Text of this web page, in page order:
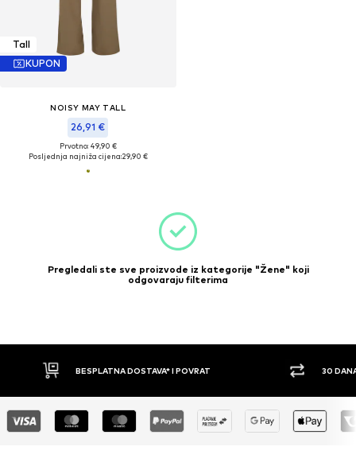
Tall
KUPON
NOISY MAY TALL
26,91 €
Prvotno: 49,90 €
Posljednja najniža cijena:29,90 €
Pregledali ste sve proizvode iz kategorije "Žene" koji
odgovaraju filterima
BESPLATNA DOSTAVA* I POVRAT 30